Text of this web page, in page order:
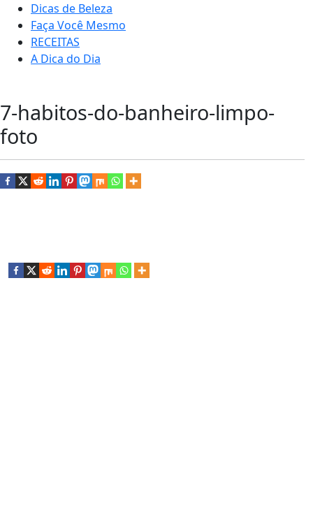
Dicas de Beleza
Faça Você Mesmo
RECEITAS
A Dica do Dia
7-habitos-do-banheiro-limpo-
foto